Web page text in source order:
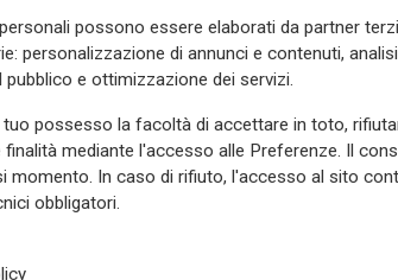
di altri funzionari della
oltre che nei confronti della
Aisha. L'uomo è stato
e lesione personale,
penali, da ultimo per
Nessy Guerra, condannata a
e sottoposta assieme
le impedisce di rientrare in
Hamouda "si sarebbe
del console, dove si trova il
possono essere elaborati da partner
personalizzazione di annunci e contenuti,
pubblico e ottimizzazione dei servizi.
tuo possesso la facoltà di accettare in toto,
finalità mediante l'accesso alle Preferenze. Il
momento. In caso di rifiuto, l'accesso al sito
obbligatori.